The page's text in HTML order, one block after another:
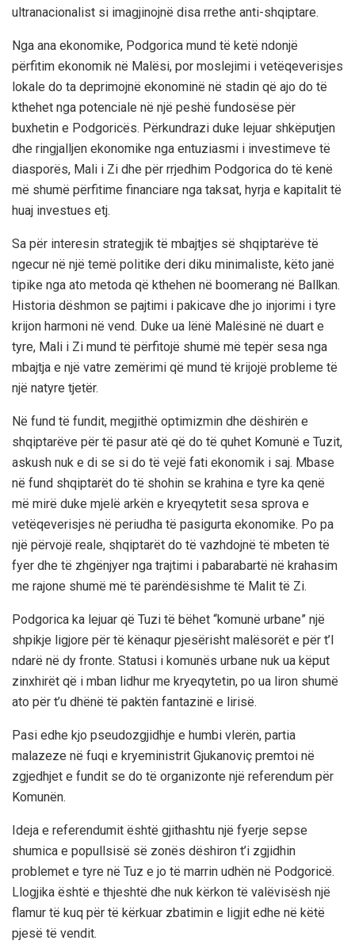
ultranacionalist si imagjinojnë disa rrethe anti-shqiptare.
Nga ana ekonomike, Podgorica mund të ketë ndonjë
përfitim ekonomik në Malësi, por moslejimi i vetëqeverisjes
lokale do ta deprimojnë ekonominë në stadin që ajo do të
kthehet nga potenciale në një peshë fundosëse për
buxhetin e Podgoricës. Përkundrazi duke lejuar shkëputjen
dhe ringjalljen ekonomike nga entuziasmi i investimeve të
diasporës, Mali i Zi dhe për rrjedhim Podgorica do të kenë
më shumë përfitime financiare nga taksat, hyrja e kapitalit të
huaj investues etj.
Sa për interesin strategjik të mbajtjes së shqiptarëve të
ngecur në një temë politike deri diku minimaliste, këto janë
tipike nga ato metoda që kthehen në boomerang në Ballkan.
Historia dëshmon se pajtimi i pakicave dhe jo injorimi i tyre
krijon harmoni në vend. Duke ua lënë Malësinë në duart e
tyre, Mali i Zi mund të përfitojë shumë më tepër sesa nga
mbajtja e një vatre zemërimi që mund të krijojë probleme të
një natyre tjetër.
Në fund të fundit, megjithë optimizmin dhe dëshirën e
shqiptarëve për të pasur atë që do të quhet Komunë e Tuzit,
askush nuk e di se si do të vejë fati ekonomik i saj. Mbase
në fund shqiptarët do të shohin se krahina e tyre ka qenë
më mirë duke mjelë arkën e kryeqytetit sesa sprova e
vetëqeverisjes në periudha të pasigurta ekonomike. Po pa
një përvojë reale, shqiptarët do të vazhdojnë të mbeten të
fyer dhe të zhgënjyer nga trajtimi i pabarabartë në krahasim
me rajone shumë më të parëndësishme të Malit të Zi.
Podgorica ka lejuar që Tuzi të bëhet “komunë urbane” një
shpikje ligjore për të kënaqur pjesërisht malësorët e për t’I
ndarë në dy fronte. Statusi i komunës urbane nuk ua këput
zinxhirët që i mban lidhur me kryeqytetin, po ua liron shumë
ato për t’u dhënë të paktën fantazinë e lirisë.
Pasi edhe kjo pseudozgjidhje e humbi vlerën, partia
malazeze në fuqi e kryeministrit Gjukanoviç premtoi në
zgjedhjet e fundit se do të organizonte një referendum për
Komunën.
Ideja e referendumit është gjithashtu një fyerje sepse
shumica e popullsisë së zonës dëshiron t’i zgjidhin
problemet e tyre në Tuz e jo të marrin udhën në Podgoricë.
Llogjika është e thjeshtë dhe nuk kërkon të valëvisësh një
flamur të kuq për të kërkuar zbatimin e ligjit edhe në këtë
pjesë të vendit.